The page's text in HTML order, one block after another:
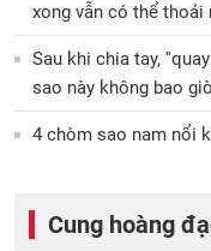
xong vẫn có thể thoải
Sau khi chia tay,
sao này không bao
4 chòm sao nam nổi
Cung hoàng